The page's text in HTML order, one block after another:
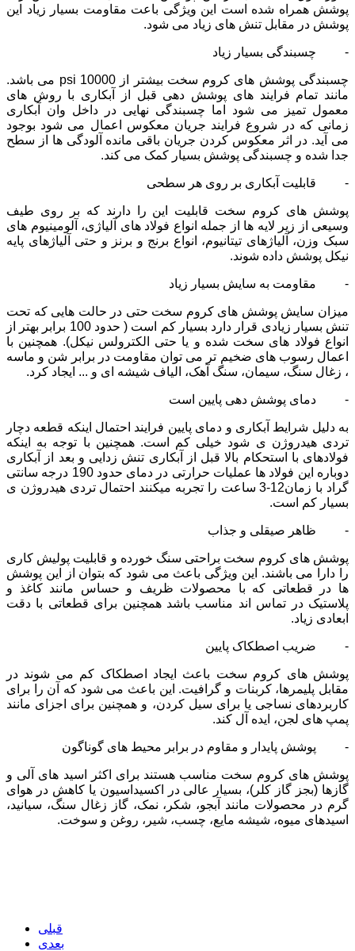
پوشش همراه شده است این ویژگی باعت مقاومت بسیار زیاد این
پوشش در مقابل تنش های زیاد می شود.
- چسبندگی بسیار زیاد
چسبندگی پوشش های کروم سخت بیشتر از 10000 psi می باشد.
مانند تمام فرایند های پوشش دهی قبل از آبکاری با روش های
معمول تمیز می شود اما چسبندگی نهایی در داخل وان آبکاری
زمانی که در شروع فرایند جریان معکوس اعمال می شود بوجود
می آید. در اثر معکوس کردن جریان باقی مانده آلودگی ها از سطح
جدا شده و چسبندگی پوشش بسیار کمک می کند.
- قابلیت آبکاری بر روی هر سطحی
پوشش های کروم سخت قابلیت این را دارند که بر روی طیف
وسیعی از زیر لایه ها از جمله انواع فولاد های آلیاژی، آلومینیوم های
سبک وزن، آلیاژهای تیتانیوم، انواع برنج و برنز و حتی آلیاژهای پایه
نیکل پوشش داده شوند.
- مقاومت به سایش بسیار زیاد
میزان سایش پوشش های کروم سخت حتی در حالت هایی که تحت
تنش بسیار زیادی قرار دارد بسیار کم است ( حدود 100 برابر بهتر از
انواع فولاد های سخت شده و یا حتی الکترولس نیکل). همچنین با
اعمال رسوب های ضخیم تر می توان مقاومت در برابر شن و ماسه
، زغال سنگ، سیمان، سنگ آهک، الیاف شیشه ای و ... ایجاد کرد.
- دمای پوشش دهی پایین است
به دلیل شرایط آبکاری و دمای پایین فرایند احتمال اینکه قطعه دچار
تردی هیدروژن ی شود خیلی کم است. همچنین با توجه به اینکه
فولادهای با استحکام بالا قبل از آبکاری تنش زدایی و بعد از آبکاری
دوباره این فولاد ها عملیات حرارتی در دمای حدود 190 درجه سانتی
گراد با زمان12-3 ساعت را تجربه میکنند احتمال تردی هیدروژن ی
بسیار کم است.
- ظاهر صیقلی و جذاب
پوشش های کروم سخت براحتی سنگ خورده و قابلیت پولیش کاری
را دارا می باشند. این ویژگی باعث می شود که بتوان از این پوشش
ها در قطعاتی که با محصولات ظریف و حساس مانند کاغذ و
پلاستیک در تماس اند مناسب باشد همچنین برای قطعاتی با دقت
ابعادی زیاد.
- ضریب اصطکاک پایین
پوشش های کروم سخت باعث ایجاد اصطکاک کم می شوند در
مقابل پلیمرها، کربنات و گرافیت. این باعث می شود که آن را برای
کاربردهای نساجی یا برای سیل کردن، و همچنین برای اجزای مانند
پمپ های لجن، ایده آل کند.
- پوشش پایدار و مقاوم در برابر محیط های گوناگون
پوشش های کروم سخت مناسب هستند برای اکثر اسید های آلی و
گازها (بجز گاز کلر)، بسیار عالی در اکسیداسیون یا کاهش در هوای
گرم در محصولات مانند آبجو، شکر، نمک، گاز زغال سنگ، سیانید،
اسیدهای میوه، شیشه مایع، چسب، شیر، روغن و سوخت.
قبلی
بعدی